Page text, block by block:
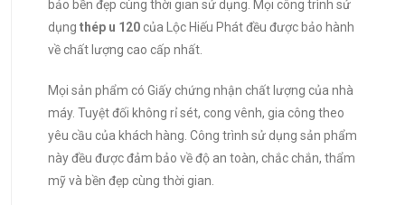
bảo bền đẹp cùng thời gian sử dụng. Mọi công trình sử
dụng thép u 120của Lộc Hiếu Phát đều được bảo hành
về chất lượng cao cấp nhất.
Mọi sản phẩm có Giấy chứng nhận chất lượng của nhà
máy. Tuyệt đối không rỉ sét, cong vênh, gia công theo
yêu cầu của khách hàng. Công trình sử dụng sản phẩm
này đều được đảm bảo về độ an toàn, chắc chắn, thẩm
mỹ và bền đẹp cùng thời gian.